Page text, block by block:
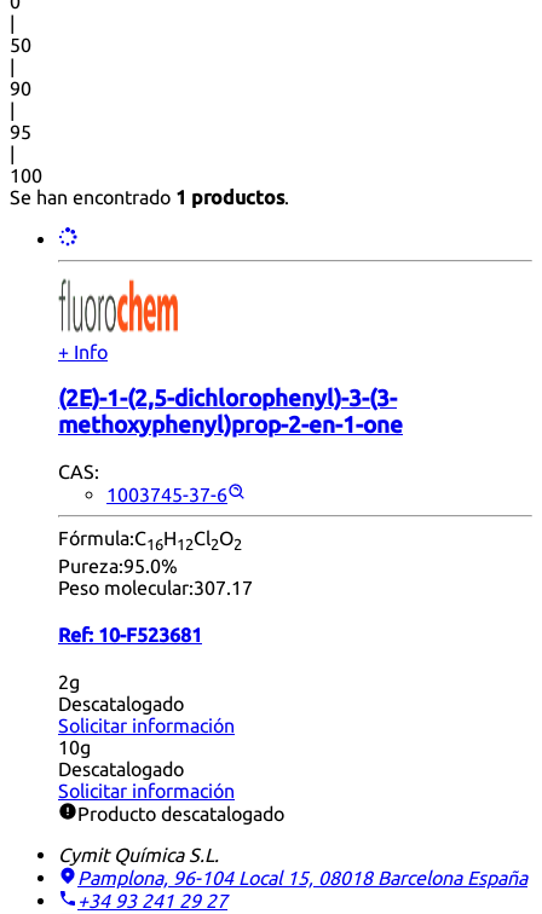
|
50
|
90
|
95
|
100
Se han encontrado 1 productos.
+ Info
(2E)-1-(2,5-dichlorophenyl)-3-(3-
methoxyphenyl)prop-2-en-1-one
CAS:
1003745-37-6
Fórmula:C16H12Cl2O2
Pureza:95.0%
Peso molecular:307.17
Ref: 10-F523681
2g
Descatalogado
Solicitar información
10g
Descatalogado
Solicitar información
Producto descatalogado
Cymit Química S.L.
Pamplona, 96-104 Local 15, 08018 Barcelona España
+34 93 241 29 27